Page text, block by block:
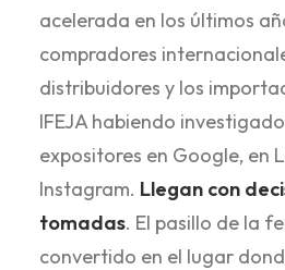
acelerada en los últimos
compradores
distribuidores y los
IFEJA habiendo
expositores en Google, en
Instagram. Llegan con
tomadas. El pasillo de la
convertido en el lugar